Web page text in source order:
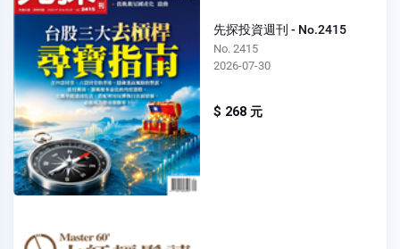
先探投資週刊 - No.2415
No. 2415
2026-07-30
$ 268 元